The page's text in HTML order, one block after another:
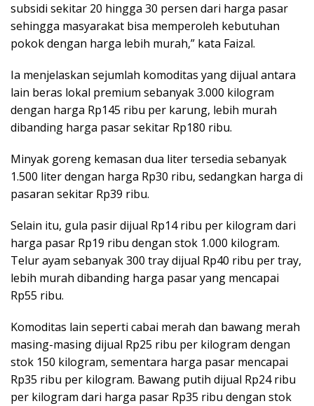
subsidi sekitar 20 hingga 30 persen dari harga pasar
sehingga masyarakat bisa memperoleh kebutuhan
pokok dengan harga lebih murah,” kata Faizal.
Ia menjelaskan sejumlah komoditas yang dijual antara
lain beras lokal premium sebanyak 3.000 kilogram
dengan harga Rp145 ribu per karung, lebih murah
dibanding harga pasar sekitar Rp180 ribu.
Minyak goreng kemasan dua liter tersedia sebanyak
1.500 liter dengan harga Rp30 ribu, sedangkan harga di
pasaran sekitar Rp39 ribu.
Selain itu, gula pasir dijual Rp14 ribu per kilogram dari
harga pasar Rp19 ribu dengan stok 1.000 kilogram.
Telur ayam sebanyak 300 tray dijual Rp40 ribu per tray,
lebih murah dibanding harga pasar yang mencapai
Rp55 ribu.
Komoditas lain seperti cabai merah dan bawang merah
masing-masing dijual Rp25 ribu per kilogram dengan
stok 150 kilogram, sementara harga pasar mencapai
Rp35 ribu per kilogram. Bawang putih dijual Rp24 ribu
per kilogram dari harga pasar Rp35 ribu dengan stok